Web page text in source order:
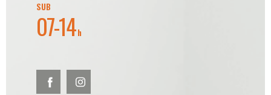
SUB
07-14h